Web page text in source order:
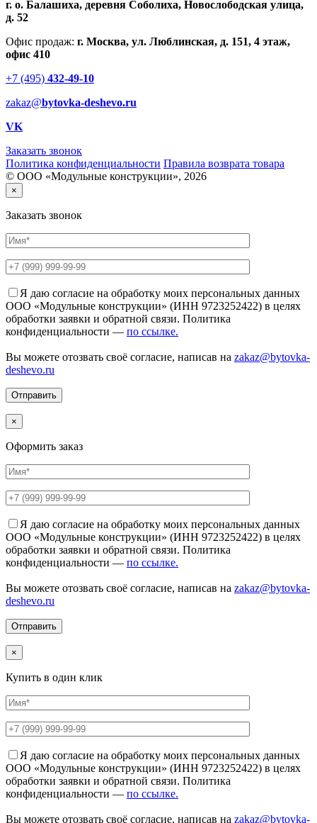
г. о. Балашиха, деревня Соболиха, Новослободская улица,
д. 52
Офис продаж: г. Москва, ул. Люблинская, д. 151, 4 этаж,
офис 410
+7 (495) 432-49-10
zakaz@bytovka-deshevo.ru
VK
Заказать звонок
Политика конфиденциальности Правила возврата товара
© ООО «Модульные конструкции», 2026
×
Заказать звонок
Я даю согласие на обработку моих персональных данных
ООО «Модульные конструкции» (ИНН 9723252422) в целях
обработки заявки и обратной связи. Политика
конфиденциальности — по ссылке.
Вы можете отозвать своё согласие, написав на zakaz@bytovka-
deshevo.ru
×
Оформить заказ
Я даю согласие на обработку моих персональных данных
ООО «Модульные конструкции» (ИНН 9723252422) в целях
обработки заявки и обратной связи. Политика
конфиденциальности — по ссылке.
Вы можете отозвать своё согласие, написав на zakaz@bytovka-
deshevo.ru
×
Купить в один клик
Я даю согласие на обработку моих персональных данных
ООО «Модульные конструкции» (ИНН 9723252422) в целях
обработки заявки и обратной связи. Политика
конфиденциальности — по ссылке.
Вы можете отозвать своё согласие, написав на zakaz@bytovka-